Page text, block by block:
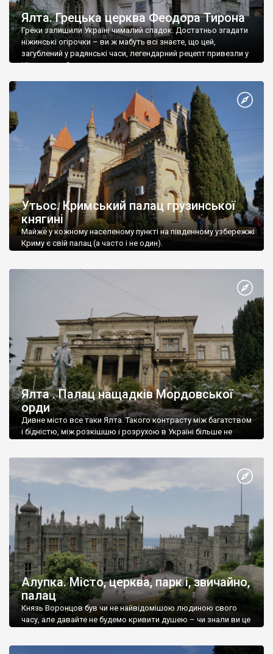
Ялта. Грецька церква Феодора Тирона
Греки залишили Україні чималий спадок. Достатньо згадати
ніжинські огірочки – ви ж мабуть всі знаєте, що цей,
загублений у радянські часи, легендарний рецепт привезли у
Ніжин греки?
Утьос. Кримський палац грузинської
княгині
Майже у кожному населеному пункті на південному узбережжі
Криму є свій палац (а часто і не один).
Ялта . Палац нащадків Мордовської
орди
Дивне місто все таки Ялта. Такого контрасту між багатством
і бідністю, між розкішшю і розрухою в Україні більше не
Алупка. Місто, церква, парк і, звичайно,
палац
Князь Воронцов був чи не найвідомішою людиною свого
часу, але давайте не будемо кривити душею – чи знали ви це